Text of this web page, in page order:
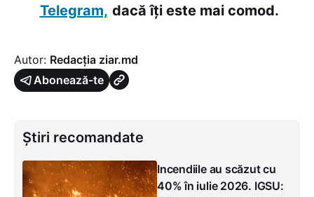
Telegram, dacă îți este mai comod.
Autor: Redacția ziar.md
Abonează-te
Știri recomandate
Incendiile au scăzut cu
40% în iulie 2026. IGSU: